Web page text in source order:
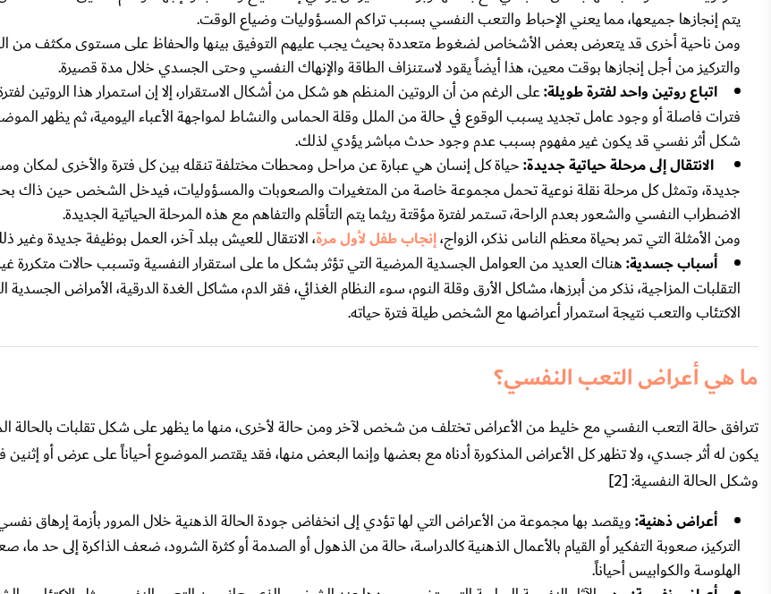
يتم إنجازها جميعها، مما يعني الإحباط والتعب النفسي بسبب تراكم المسؤوليات وضياع الوقت.
ومن ناحية أخرى قد يتعرض بعض الأشخاص لضغوط متعددة بحيث يجب عليهم التوفيق بينها والحفاظ على مستوى مكثف من
والتركيز من أجل إنجازها بوقت معين، هذا أيضاً يقود لاستنزاف الطاقة والإنهاك النفسي وحتى الجسدي خلال مدة قصيرة.
اتباع روتين واحد لفترة طويلة:على الرغم من أن الروتين المنظم هو شكل من أشكال الاستقرار، إلا إن استمرار هذا الروتين
فترات فاصلة أو وجود عامل تجديد يسبب الوقوع في حالة من الملل وقلة الحماس والنشاط لمواجهة الأعباء اليومية، ثم يظهر
شكل أثر نفسي قد يكون غير مفهوم بسبب عدم وجود حدث مباشر يؤدي لذلك.
الانتقال إلى مرحلة حياتية جديدة:حياة كل إنسان هي عبارة عن مراحل ومحطات مختلفة تنقله بين كل فترة والأخرى لمكان
جديدة، وتمثل كل مرحلة نقلة نوعية تحمل مجموعة خاصة من المتغيرات والصعوبات والمسؤوليات، فيدخل الشخص حين ذاك
الاضطراب النفسي والشعور بعدم الراحة، تستمر لفترة مؤقتة ريثما يتم التأقلم والتفاهم مع هذه المرحلة الحياتية الجديدة.
ومن الأمثلة التي تمر بحياة معظم الناس نذكر، الزواج،إنجاب طفل لأول مرة، الانتقال للعيش ببلد آخر، العمل بوظيفة جديدة وغير
أسباب جسدية:هناك العديد من العوامل الجسدية المرضية التي تؤثر بشكل ما على استقرار النفسية وتسبب حالات متكررة
التقلبات المزاجية، نذكر من أبرزها، مشاكل الأرق وقلة النوم، سوء النظام الغذائي، فقر الدم، مشاكل الغدة الدرقية، الأمراض
الاكتئاب والتعب نتيجة استمرار أعراضها مع الشخص طيلة فترة حياته.
ما هي أعراض التعب النفسي؟
تترافق حالة التعب النفسي مع خليط من الأعراض تختلف من شخص لآخر ومن حالة لأخرى، منها ما يظهر على شكل تقلبات بالحالة
يكون له أثر جسدي، ولا تظهر كل الأعراض المذكورة أدناه مع بعضها وإنما البعض منها، فقد يقتصر الموضوع أحياناً على عرض أو
وشكل الحالة النفسية: [2]
أعراض ذهنية:ويقصد بها مجموعة من الأعراض التي لها تؤدي إلى انخفاض جودة الحالة الذهنية خلال المرور بأزمة إرهاق
التركيز، صعوبة التفكير أو القيام بالأعمال الذهنية كالدراسة، حالة من الذهول أو الصدمة أو كثرة الشرود، ضعف الذاكرة إلى حد ما،
الهلوسة والكوابيس أحياناً.